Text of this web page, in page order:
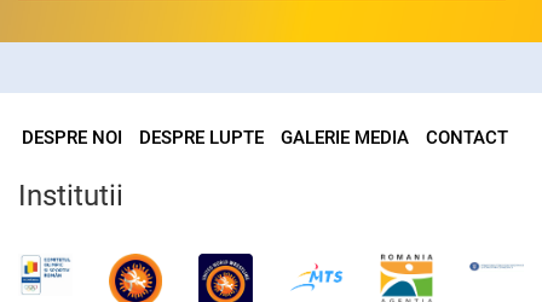
DESPRE NOI DESPRE LUPTE GALERIE MEDIA CONTACT
Institutii